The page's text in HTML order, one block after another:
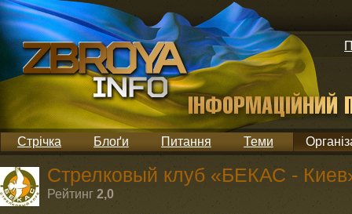
Стрічка Блоґи Питання Теми
Стрелковый клуб «БЕКАС -
Рейтинг 2,0